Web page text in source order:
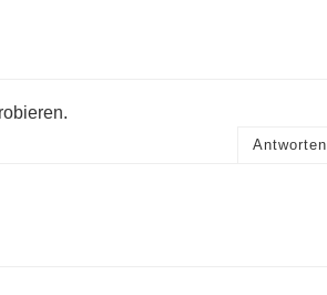
Antworten